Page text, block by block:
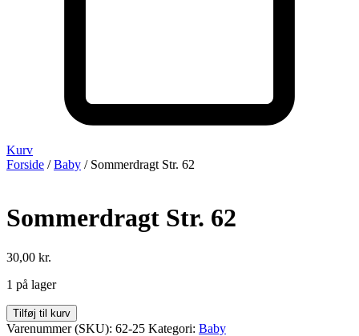
Kurv
Forside /Baby / Sommerdragt Str. 62
Sommerdragt Str. 62
30,00 kr.
1 på lager
Sommerdragt
Str.
Tilføj til kurv
Varenummer (SKU): 62-25 Kategori: Baby